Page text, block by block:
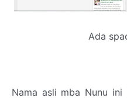
Ada
Nama asli mba Nunu ini